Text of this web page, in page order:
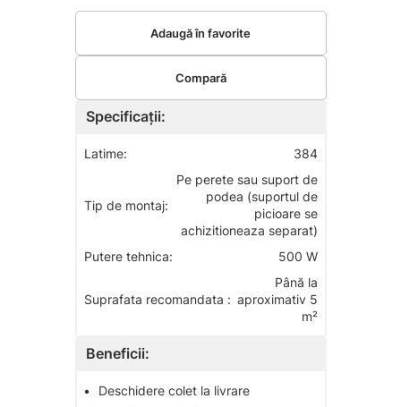
Specificații:
Latime: 384
Tip de montaj:
Pe perete sau suport de
podea (suportul de
picioare se
achizitioneaza separat)
Putere tehnica:
500 W
Suprafata recomandata :
Până la
aproximativ 5
m²
Beneficii:
•
Deschidere colet la livrare
Adaugă în favorite
Compară